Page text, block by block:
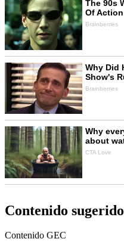
Contenido sugerido
Contenido GEC